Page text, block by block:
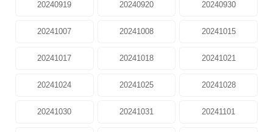
20240919 20240920 20240930
20241007 20241008 20241015
20241017 20241018 20241021
20241024 20241025 20241028
20241030 20241031 20241101